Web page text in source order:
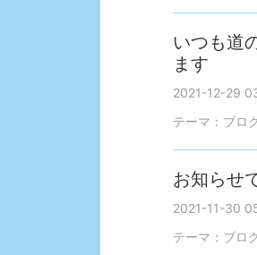
いつも道
ます
2021-12-29
テーマ： ブロ
お知らせ
2021-11-30
テーマ： ブロ